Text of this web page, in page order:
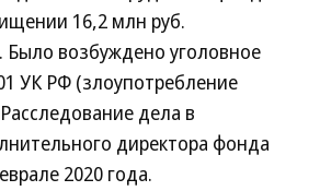
16,2 млн руб.
Было возбуждено уголовное
УК РФ (злоупотребление
дела в
директора фонда
2020 года.